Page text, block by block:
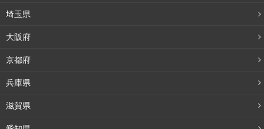
埼玉県
大阪府
京都府
兵庫県
滋賀県